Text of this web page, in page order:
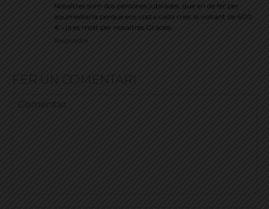
Nosaltres som dos persones jubilades, que en de fer per
aqumediarla perque ens costa cada mes al voltant de 600
€ i ja es molt per nosaltres.Gràcies.
Respondre
FER UN COMENTARI